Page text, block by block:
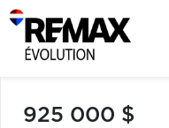
925 000 $